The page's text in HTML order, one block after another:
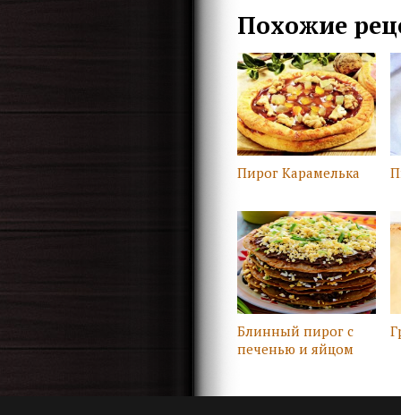
Похожие
Пирог Карамелька
Блинный пирог с
печенью и яйцом